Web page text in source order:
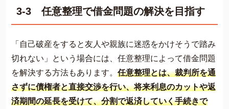
3-3 任意整理で借金問題の解決を目指す
「自己破産をすると友人や親族に迷惑をかけそうで踏み
切れない」という場合には、任意整理によって借金問題
を解決する方法もあります。 任意整理とは、裁判所を通
さずに債権者と直接交渉を行い、将来利息のカットや返
済期間の延長を受けて、分割で返済していく手続きで